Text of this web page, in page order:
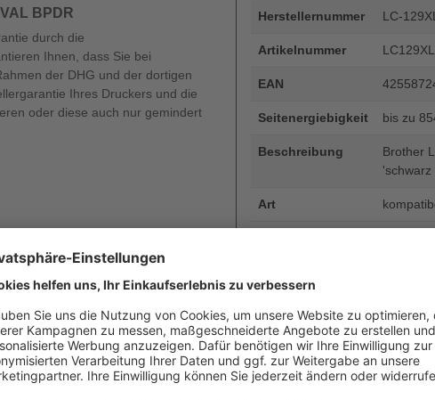
BPDR
durch die
Ihnen, dass Sie bei
der DHG und der dortigen
Ihres Druckers und die
oder diese auch nur gemindert
Herstellernummer LC-
Artikelnummer
EAN
Seitenergiebigkeit bis zu
Beschreibung
Brother
Art
Wiegand & Partner GmbH,
Deutschland, E-Mail: